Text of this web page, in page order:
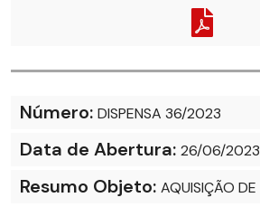
Número: DISPENSA 36/2023
Data de Abertura: 26/06/2023
Resumo Objeto: AQUISIÇÃO